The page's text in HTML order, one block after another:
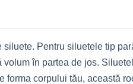
Pentru siluetele tip
în partea de jos.
corpului tău, această